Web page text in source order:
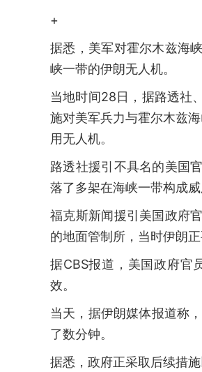
+
据悉，美军对霍尔木兹海
峡一带的伊朗无人机。
当地时间28日，据路透社
施对美军兵力与霍尔木兹
用无人机。
路透社援引不具名的美国
落了多架在海峡一带构成威
福克斯新闻援引美国政府
的地面管制所，当时伊朗
据CBS报道，美国政府官
效。
当天，据伊朗媒体报道称
了数分钟。
据悉，政府正采取后续措施